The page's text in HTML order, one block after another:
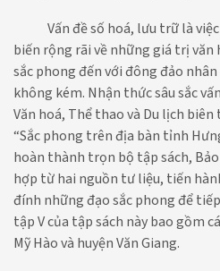
Vấn đề số hoá, lưu trữ là
biến rộng rãi về những giá trị
sắc phong đến với đông đảo
không kém. Nhận thức sâu sắc
Văn hoá, Thể thao và Du lịch
“Sắc phong trên địa bàn tỉnh
hoàn thành trọn bộ tập sách,
hợp từ hai nguồn tư liệu, tiến
đính những đạo sắc phong để
tập V của tập sách này bao gồm
Mỹ Hào và huyện Văn Giang.